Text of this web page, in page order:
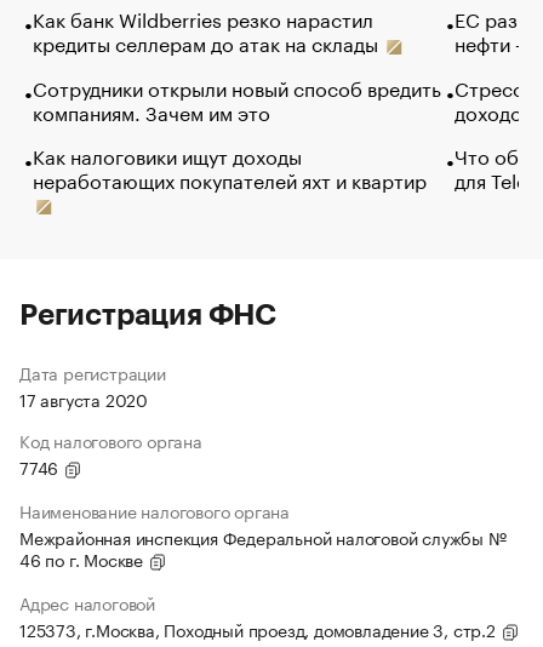
Как банк Wildberries резко нарастил
кредиты селлерам до атак на склады
Сотрудники открыли новый способ вредить
компаниям. Зачем им это
Как налоговики ищут доходы
неработающих покупателей яхт и квартир
ЕС
нефти —
Стресс
доходов
Что
для
Регистрация ФНС
Дата регистрации
17 августа 2020
Код налогового органа
7746
Наименование налогового органа
Межрайонная инспекция Федеральной налоговой службы №
46 по г. Москве
Адрес налоговой
125373, г.Москва, Походный проезд, домовладение 3, стр.2